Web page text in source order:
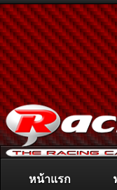
ติดต่อลงโฆษณา
หน้าแรก